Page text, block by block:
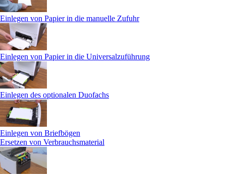
Einlegen von Papier in die manuelle Zufuhr
Einlegen von Papier in die Universalzuführung
Einlegen des optionalen Duofachs
Einlegen von Briefbögen
Ersetzen von Verbrauchsmaterial